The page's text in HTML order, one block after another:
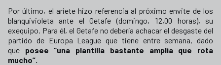
Por último, el ariete hizo referencia al próximo envite de los
blanquivioleta ante el Getafe (domingo, 12,00 horas), su
exequipo. Para él, el Getafe no debería achacar el desgaste del
partido de Europa League que tiene entre semana, dado
que
posee “una plantilla bastante amplia que rota
mucho”.